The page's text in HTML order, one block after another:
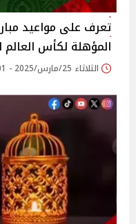
تعرف على مواعيد
المؤهلة لكأس العالم
الثلاثاء 25/مارس/2025 - 09:01 ص